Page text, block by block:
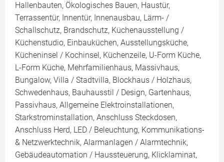
Hallenbauten, Ökologisches Bauen, Haustür,
Terrassentür, Innentür, Innenausbau, Lärm- /
Schallschutz, Brandschutz, Küchenausstellung /
Küchenstudio, Einbauküchen, Ausstellungsküche,
Kücheninsel / Kochinsel, Küchenzeile, U-Form Küche,
L-Form Küche, Mehrfamilienhaus, Massivhaus,
Bungalow, Villa / Stadtvilla, Blockhaus / Holzhaus,
Schwedenhaus, Bauhausstil / Design, Gartenhaus,
Passivhaus, Allgemeine Elektroinstallationen,
Starkstrominstallation, Anschluss Steckdosen,
Anschluss Herd, LED / Beleuchtung, Kommunikations-
& Netzwerktechnik, Alarmanlagen / Alarmtechnik,
Gebäudeautomation / Haussteuerung, Klicklaminat,